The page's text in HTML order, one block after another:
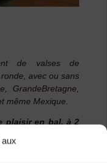
de valses de
avec ou sans
Grande­Bretagne,
même Mexique.
plaisir en bal, à 2